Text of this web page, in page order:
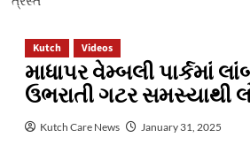
Kutch Videos
માધાપર વેમ્બલી પાર્કમાં
ઉભરાતી ગટર સમસ્યાથી
Kutch Care News January 31, 2025